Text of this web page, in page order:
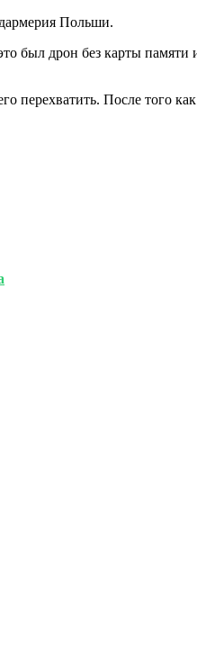
Польши.
был дрон без карты
перехватить. После того